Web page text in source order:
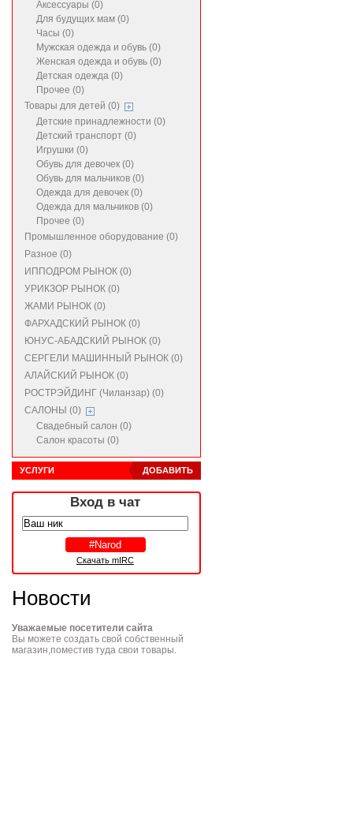
Аксессуары (0)
Для будущих мам (0)
Часы (0)
Мужская одежда и обувь (0)
Женская одежда и обувь (0)
Детская одежда (0)
Прочее (0)
Товары для детей (0)
Детские принадлежности (0)
Детский транспорт (0)
Игрушки (0)
Обувь для девочек (0)
Обувь для мальчиков (0)
Одежда для девочек (0)
Одежда для мальчиков (0)
Прочее (0)
Промышленное оборудование (0)
Разное (0)
ИППОДРОМ РЫНОК (0)
УРИКЗОР РЫНОК (0)
ЖАМИ РЫНОК (0)
ФАРХАДСКИЙ РЫНОК (0)
ЮНУС-АБАДСКИЙ РЫНОК (0)
СЕРГЕЛИ МАШИННЫЙ РЫНОК (0)
АЛАЙСКИЙ РЫНОК (0)
РОСТРЭЙДИНГ (Чиланзар) (0)
САЛОНЫ (0)
Свадебный салон (0)
Салон красоты (0)
ДОБАВИТЬ
УСЛУГИ
Вход в чат
Скачать mIRC
Новости
Уважаемые посетители сайта
Вы можете создать свой собственный
магазин,поместив туда свои товары.